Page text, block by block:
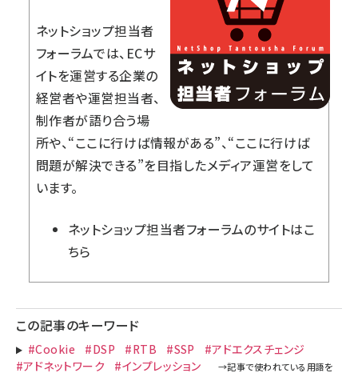
ネットショップ担当者
フォーラムでは、ECサ
イトを運営する企業の
経営者や運営担当者、
制作者が語り合う場
所や、“ここに行けば情報がある”、“ここに行けば
問題が解決できる”を目指したメディア運営をして
います。
ネットショップ担当者フォーラムのサイトはこ
ちら
この記事のキーワード
#Cookie #DSP #RTB #SSP
#アドエクスチェンジ
#アドネットワーク
#インプレッション